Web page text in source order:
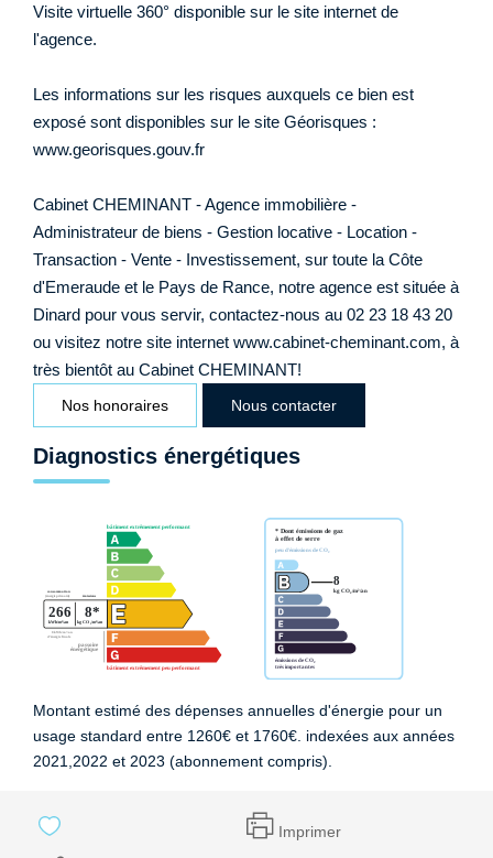
Visite virtuelle 360° disponible sur le site internet de
l'agence.
Les informations sur les risques auxquels ce bien est
exposé sont disponibles sur le site Géorisques :
www.georisques.gouv.fr
Cabinet CHEMINANT - Agence immobilière -
Administrateur de biens - Gestion locative - Location -
Transaction - Vente - Investissement, sur toute la Côte
d'Emeraude et le Pays de Rance, notre agence est située à
Dinard pour vous servir, contactez-nous au 02 23 18 43 20
ou visitez notre site internet www.cabinet-cheminant.com, à
très bientôt au Cabinet CHEMINANT!
Nos honoraires Nous contacter
Diagnostics énergétiques
Montant estimé des dépenses annuelles d'énergie pour un
usage standard entre 1260€ et 1760€. indexées aux années
2021,2022 et 2023 (abonnement compris).
Imprimer